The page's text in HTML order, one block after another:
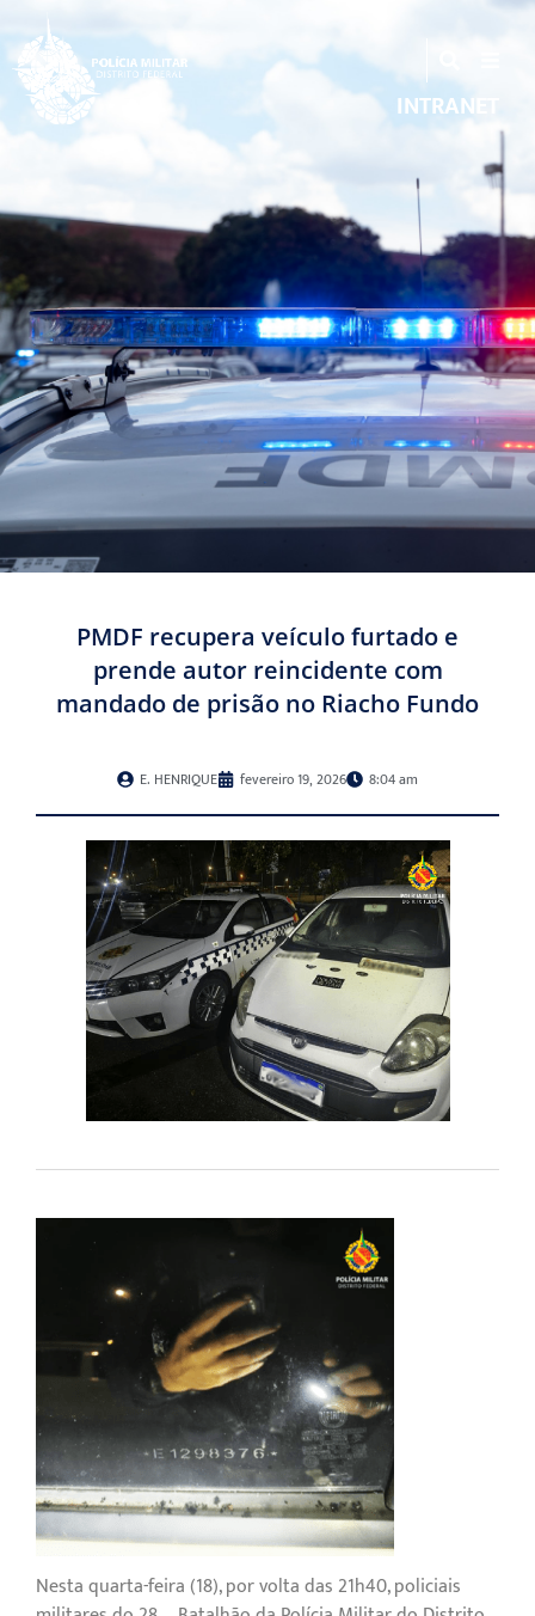
INTRANET
PMDF recupera veículo furtado e
prende autor reincidente com
mandado de prisão no Riacho Fundo
E. HENRIQUE fevereiro 19, 2026 8:04 am
Nesta quarta-feira (18), por volta das 21h40, policiais